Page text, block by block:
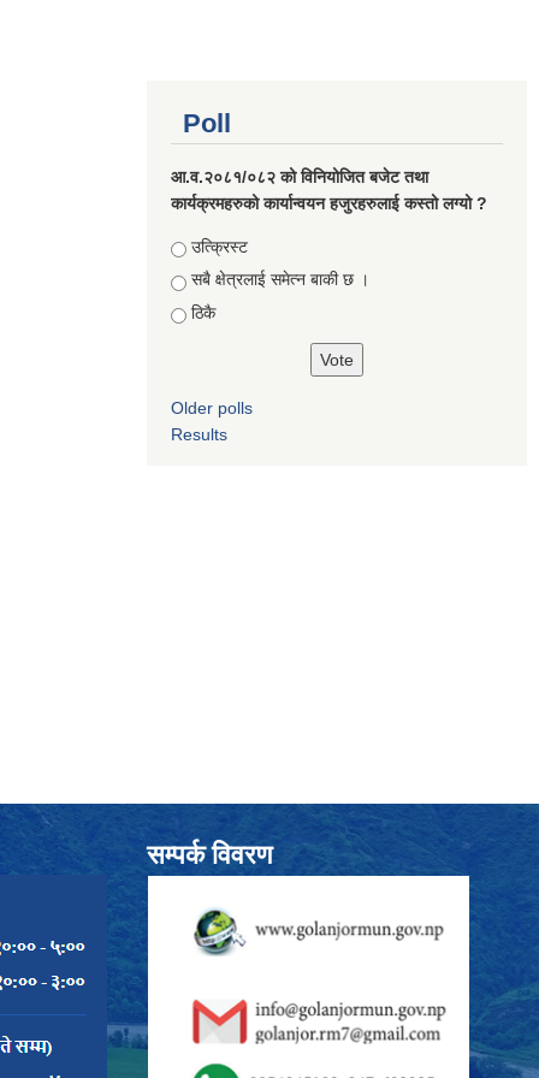
Poll
आ.व.२०८१/०८२ को विनियोजित बजेट तथा
कार्यक्रमहरुको कार्यान्वयन हजुरहरुलाई कस्तो लग्यो ?
Choices
उत्क्रिस्ट
सबै क्षेत्रलाई समेत्न बाकी छ ।
ठिकै
Older polls
Results
सम्पर्क विवरण